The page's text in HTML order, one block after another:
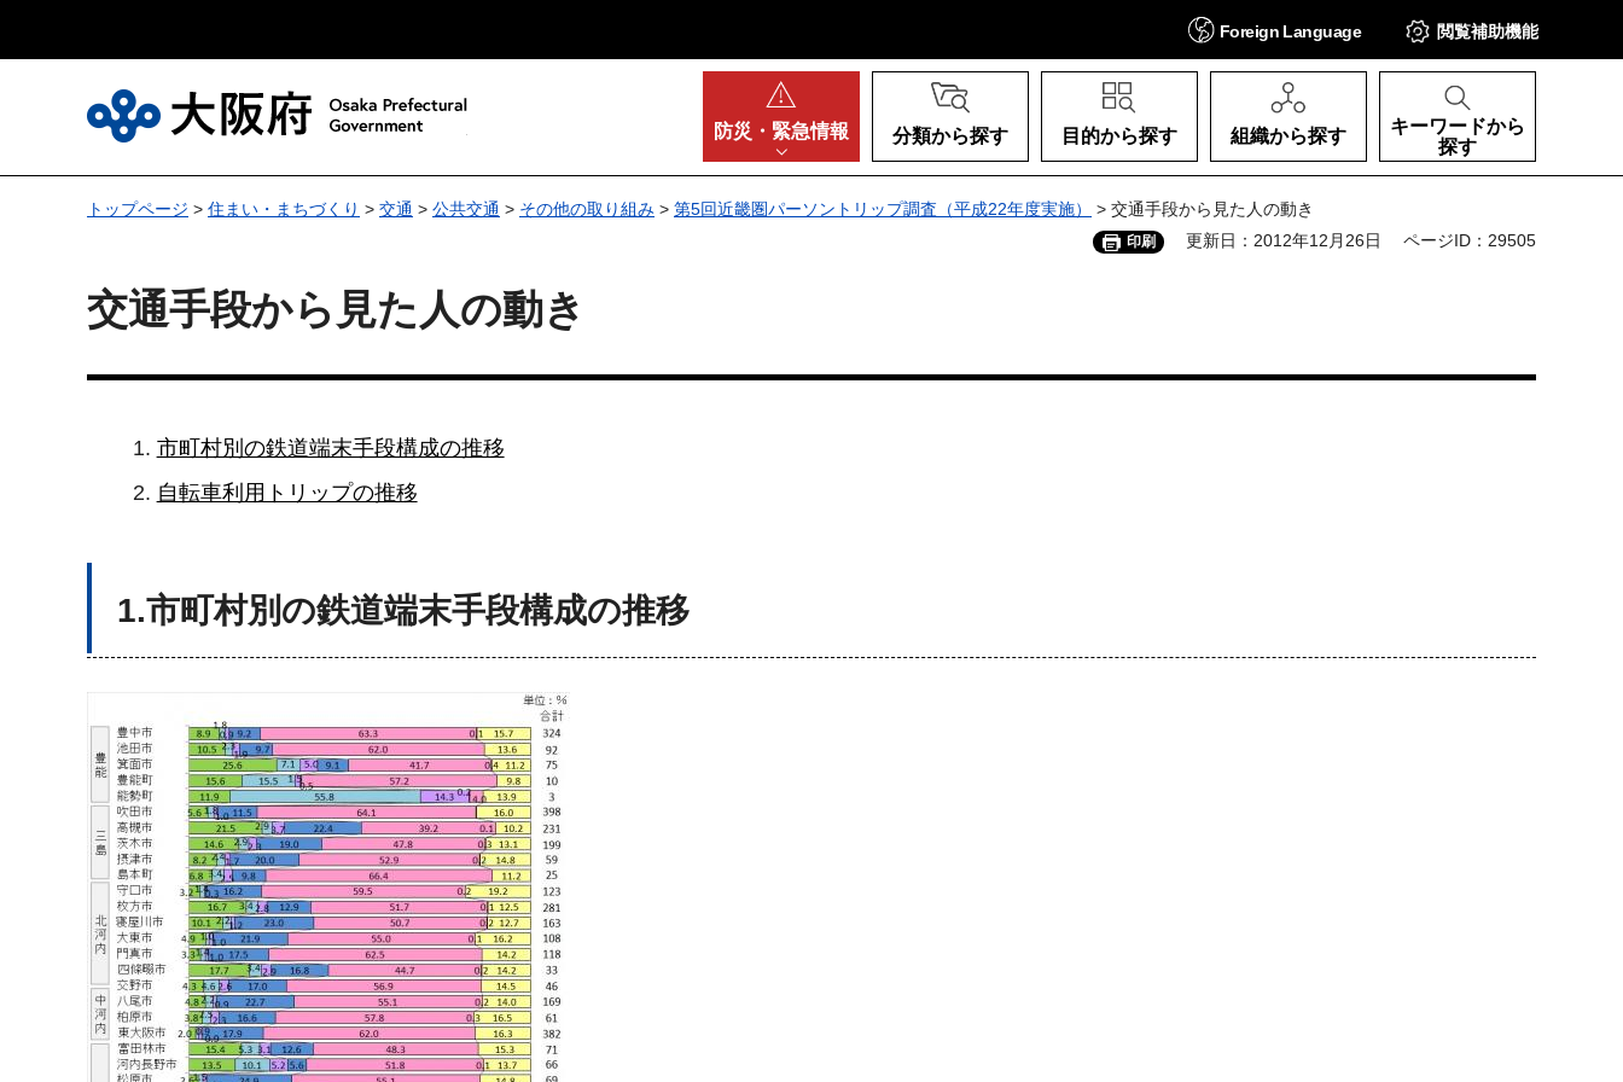
Foreign Language 閲覧補助機能
防災・ 緊急情報 分類から探す 目的から探す 組織から探す
キーワードから
探す
トップページ > 住まい・まちづくり > 交通 > 公共交通 > その他の取り組み > 第5回近畿圏パーソントリップ調査（平成22年度実施） > 交通手段から見た人の動き
印刷 更新日：2012年12月26日 ページID：29505
交通手段から見た人の動き
市町村別の鉄道端末手段構成の推移
自転車利用トリップの推移
1.市町村別の鉄道端末手段構成の推移